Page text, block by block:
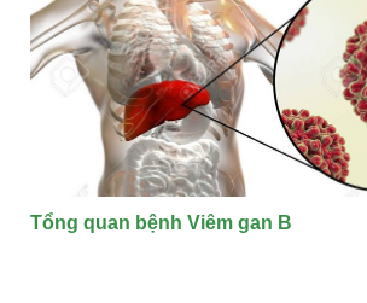
Tổng quan bệnh Viêm gan B